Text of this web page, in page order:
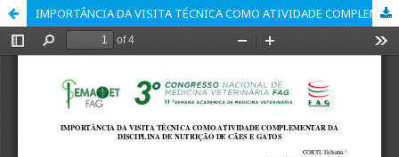
IMPORTÂNCIA DA VISITA TÉCNICA COMO ATIVIDADE COMPLEMENTAR DA DISCIPLINA DE NUTRIÇÃO DE CÃES E GATOS